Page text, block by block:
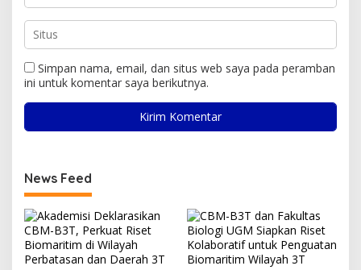
Simpan nama, email, dan situs web saya pada peramban
ini untuk komentar saya berikutnya.
News Feed